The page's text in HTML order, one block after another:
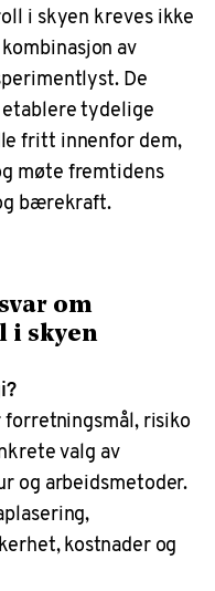
i skyen kreves ikke
av
De
etablere tydelige
fritt innenfor dem,
møte fremtidens
bærekraft.
om
i skyen
risiko
valg av
og arbeidsmetoder.
kostnader og